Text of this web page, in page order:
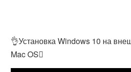
👌Установка Windows 10 на
Mac OS